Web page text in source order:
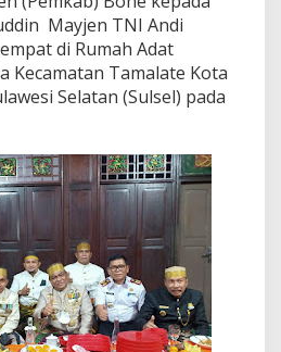
Mayjen TNI Andi
di Rumah Adat
Kecamatan Tamalate Kota
Selatan (Sulsel) pada